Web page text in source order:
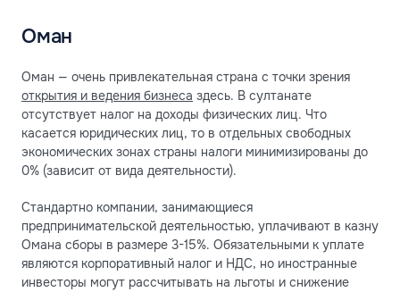
Оман
Оман — очень привлекательная страна с точки зрения
открытия и ведения бизнеса здесь. В султанате
отсутствует налог на доходы физических лиц. Что
касается юридических лиц, то в отдельных свободных
экономических зонах страны налоги минимизированы до
0% (зависит от вида деятельности).
Стандартно компании, занимающиеся
предпринимательской деятельностью, уплачивают в казну
Омана сборы в размере 3-15%. Обязательными к уплате
являются корпоративный налог и НДС, но иностранные
инвесторы могут рассчитывать на льготы и снижение